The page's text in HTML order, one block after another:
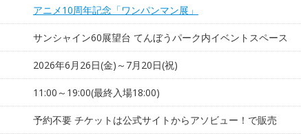
アニメ10周年記念「ワンパンマン展」
サンシャイン60展望台 てんぼうパーク内イベントスペース
2026年6月26日(金)～7月20日(祝)
11:00～19:00(最終入場18:00)
予約不要 チケットは公式サイトからアソビュー！で販売